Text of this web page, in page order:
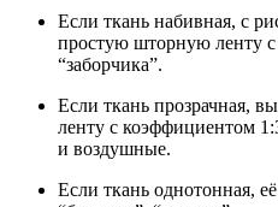
Если ткань набивная, с
простую шторную ленту с
“заборчика”.
Если ткань прозрачная,
ленту с коэффициентом
и воздушные.
Если ткань однотонная,